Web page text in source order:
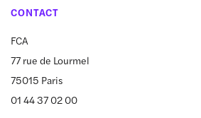
CONTACT
FCA
77 rue de Lourmel
75015 Paris
01 44 37 02 00